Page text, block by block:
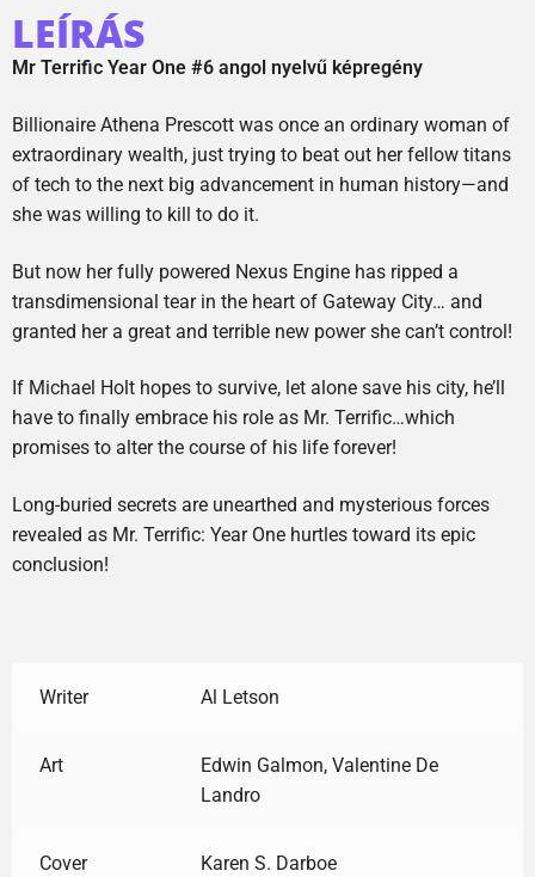
LEÍRÁS
Mr Terrific Year One #6 angol nyelvű képregény
Billionaire Athena Prescott was once an ordinary woman of
extraordinary wealth, just trying to beat out her fellow titans
of tech to the next big advancement in human history—and
she was willing to kill to do it.
But now her fully powered Nexus Engine has ripped a
transdimensional tear in the heart of Gateway City… and
granted her a great and terrible new power she can’t control!
If Michael Holt hopes to survive, let alone save his city, he’ll
have to finally embrace his role as Mr. Terrific…which
promises to alter the course of his life forever!
Long-buried secrets are unearthed and mysterious forces
revealed as Mr. Terrific: Year One hurtles toward its epic
conclusion!
Writer Al Letson
Art
Edwin Galmon, Valentine De
Landro
Cover Karen S. Darboe